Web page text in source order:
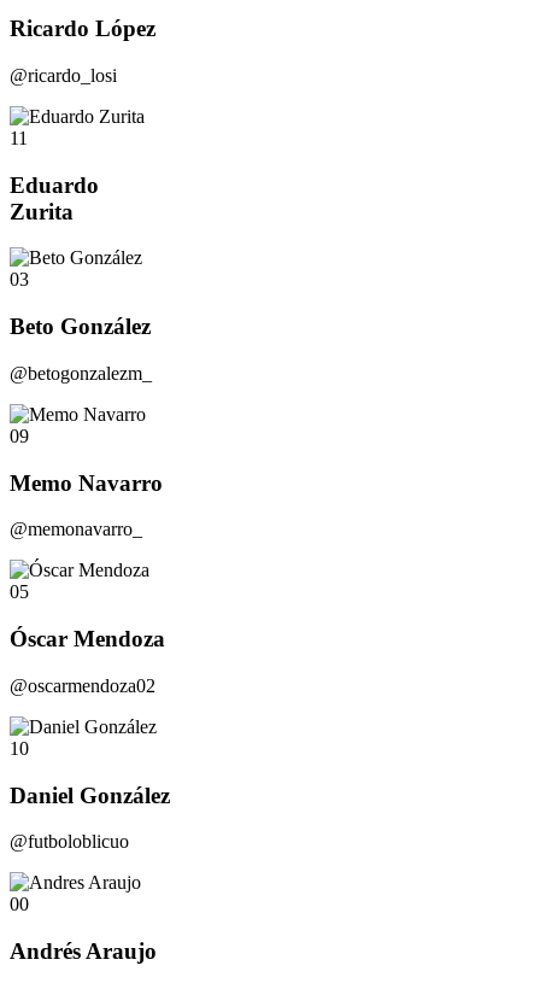
Ricardo López
@ricardo_losi
11
Eduardo
Zurita
03
Beto González
@betogonzalezm_
09
Memo Navarro
@memonavarro_
05
Óscar Mendoza
@oscarmendoza02
10
Daniel González
@futboloblicuo
00
Andrés Araujo